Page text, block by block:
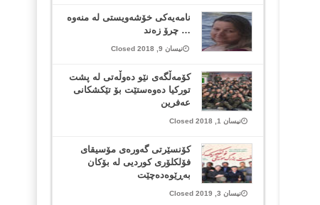
نامەیەکی خۆشەویستی لە منەوە
… چرۆ زەند
نیسان 9, 2018 Closed
کۆمەڵگەی نێو دەوڵەتی لە پشت
تورکیا دەوەستێت بۆ تێکشکانی
عەفرین
نیسان 1, 2018 Closed
کۆنسێرتی گەورەی مۆسیقای
فۆلکلۆری کوردیی لە بۆکان
بەڕێوەدەچێت
نیسان 3, 2019 Closed